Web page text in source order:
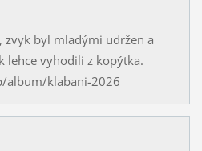
zvyk byl mladými udržen a
lehce vyhodili z kopýtka.
album/klabani-2026